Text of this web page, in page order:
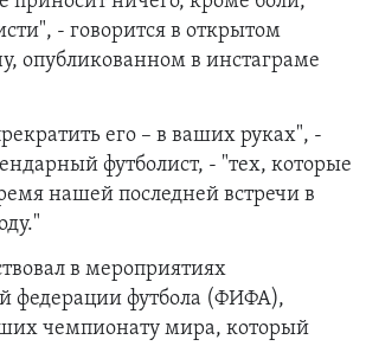
- говорится в открытом
опубликованном в инстаграме
его – в ваших руках", -
футболист, - "тех, которые
нашей последней встречи в
в мероприятиях
федерации футбола (ФИФА),
чемпионату мира, который